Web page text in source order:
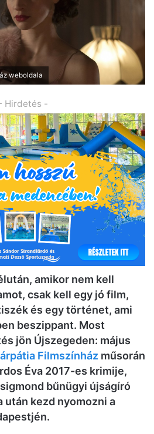
weboldala
Hirdetés -
amikor nem kell
csak kell egy jó film,
és egy történet, ami
beszippant. Most
jön Újszegeden: május
Filmszínház műsorán
Éva 2017-es krimije,
bűnügyi újságíró
után kezd nyomozni a